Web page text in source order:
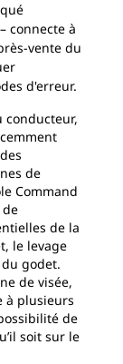
– connecte à
vente du
d'erreur.
conducteur,
de
Command
de
de la
le levage
du godet.
de visée,
à plusieurs
de
soit sur le